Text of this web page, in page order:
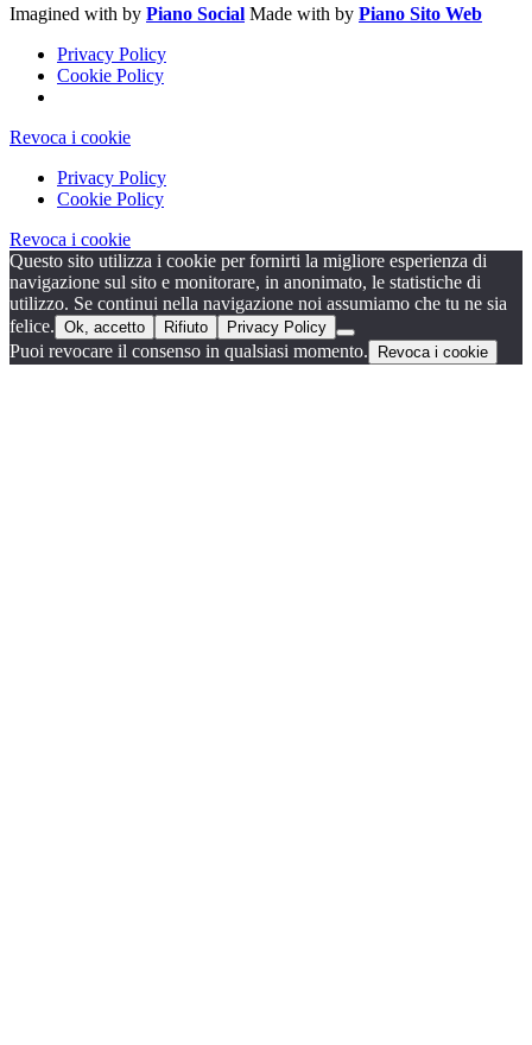
Imagined with by Piano Social Made with by Piano Sito Web
Privacy Policy
Cookie Policy
Revoca i cookie
Privacy Policy
Cookie Policy
Revoca i cookie
Questo sito utilizza i cookie per fornirti la migliore esperienza di
navigazione sul sito e monitorare, in anonimato, le statistiche di
utilizzo. Se continui nella navigazione noi assumiamo che tu ne sia
felice. Ok, accetto Rifiuto Privacy Policy
Puoi revocare il consenso in qualsiasi momento. Revoca i cookie